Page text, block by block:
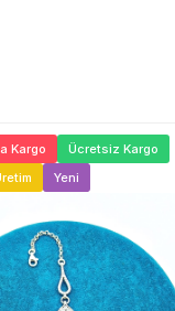
Kargo
Ücretsiz Kargo
Yeni